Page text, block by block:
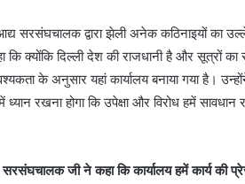
द्वारा झेली अनेक कठिनाइयों का
कि क्योंकि दिल्ली देश की राजधानी है और सूत्रों
के अनुसार यहां कार्यालय बनाया गया है।
रखना होगा कि उपेक्षा और विरोध हमें
जी ने कहा कि कार्यालय हमें कार्य की